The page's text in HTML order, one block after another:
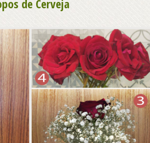
de Cerveja